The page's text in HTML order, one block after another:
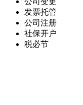
发票托管
公司注册
社保开户
税必节